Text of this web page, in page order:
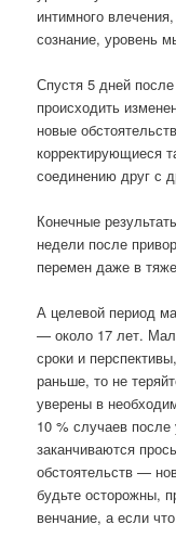
интимного
сознание, уровень
Спустя 5 дней
происходить
новые
корректирующиеся
соединению друг с
Конечные
недели после
перемен даже в
А целевой период
— около 17 лет.
сроки и
раньше, то не
уверены в
10 % случаев после
заканчиваются
обстоятельств —
будьте осторожны,
венчание, а если